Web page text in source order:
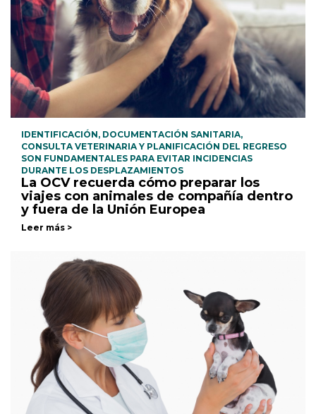
IDENTIFICACIÓN, DOCUMENTACIÓN SANITARIA,
CONSULTA VETERINARIA Y PLANIFICACIÓN DEL REGRESO
SON FUNDAMENTALES PARA EVITAR INCIDENCIAS
DURANTE LOS DESPLAZAMIENTOS
La OCV recuerda cómo preparar los
viajes con animales de compañía dentro
y fuera de la Unión Europea
Leer más >